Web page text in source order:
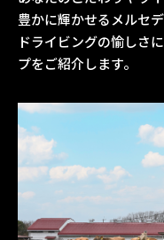
豊かに輝かせるメルセ
ドライビングの愉しさ
プをご紹介します。